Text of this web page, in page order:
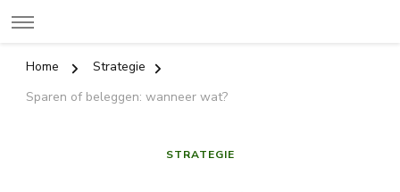
Home
Strategie
Sparen of beleggen: wanneer wat?
STRATEGIE